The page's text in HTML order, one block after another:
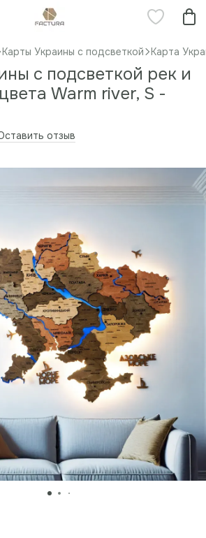
Карты Украины с подсветкой Карта
с подсветкой рек и
Warm river, S -
отзыв